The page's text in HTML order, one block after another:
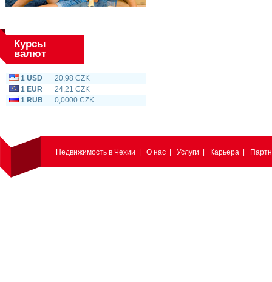
Курсы
валют
1 USD
20,98 CZK
1 EUR
24,21 CZK
1 RUB
0,0000 CZK
Недвижимость в Чехии О нас Услуги Карьера